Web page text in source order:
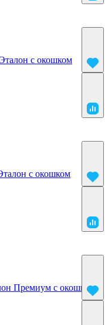
с окошком
с окошком
Премиум с окошком